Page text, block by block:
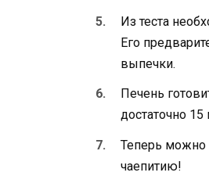
Из теста
Его
выпечки.
Печень
достаточно 15
Теперь можно
чаепитию!